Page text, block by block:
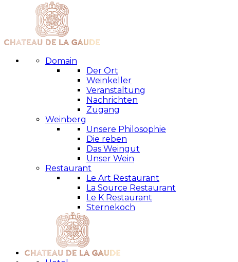
Domain
Der Ort
Weinkeller
Veranstaltung
Nachrichten
Zugang
Weinberg
Unsere Philosophie
Die reben
Das Weingut
Unser Wein
Restaurant
Le Art Restaurant
La Source Restaurant
Le K Restaurant
Sternekoch